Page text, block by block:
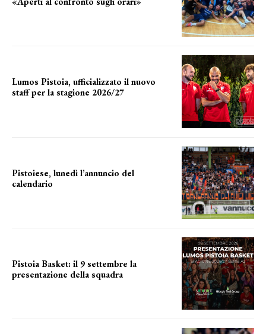
Lumos Pistoia, ufficializzato il nuovo
staff per la stagione 2026/27
Pistoiese, lunedì l’annuncio del
calendario
Pistoia Basket: il 9 settembre la
presentazione della squadra